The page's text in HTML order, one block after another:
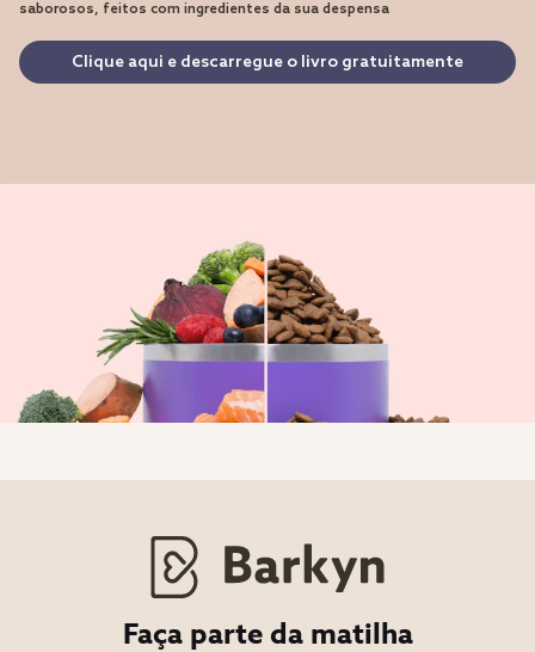
saborosos, feitos com ingredientes da sua despensa
Clique aqui e descarregue o livro gratuitamente
Faça parte da matilha